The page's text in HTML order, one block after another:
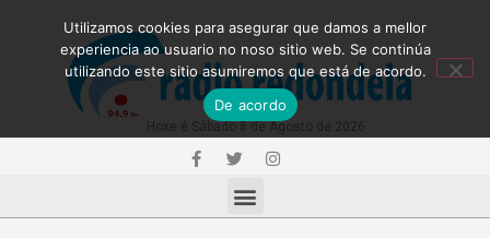
Utilizamos cookies para asegurar que damos a mellor
experiencia ao usuario no noso sitio web. Se continúa
utilizando este sitio asumiremos que está de acordo.
De acordo